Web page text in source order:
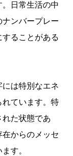
日常生活の中
ンバープレー
することがある
は特別なエネ
れています。特
た状態であ
からのメッセ
す。